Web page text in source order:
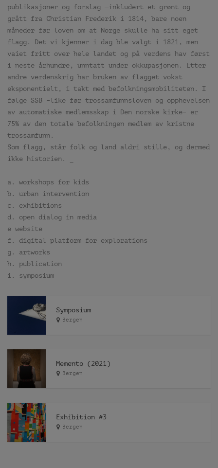
publikasjoner og forslag —inkludert et grønt og
grått fra Christian Frederik i 1814, bare noen
måneder før loven om at Norge skulle ha sitt eget
flagg. Det vi kjenner i dag ble valgt i 1821, men
vaiet fritt over hele landet og på verdens hav først
i neste århundre, unntatt under okkupasjonen. Etter
andre verdenskrig har bruken av flagget vokst
eksponentielt, i takt med befolkningsmobiliteten. I
følge SSB –like før trossamfunnsloven og opphevelsen
av automatiske medlemsskap i Den norske kirke– er
75% av den totale befolkningen medlem av kristne
trossamfunn.
Som flagg, står folk og land aldri stille, og dermed
ikke historien. _
a. workshops for kids
b. urban intervention
c. exhibitions
d. open dialog in media
e website
f. digital platform for explorations
g. artworks
h. publication
i. symposium
Symposium
Bergen
Memento (2021)
Bergen
Exhibition #3
Bergen